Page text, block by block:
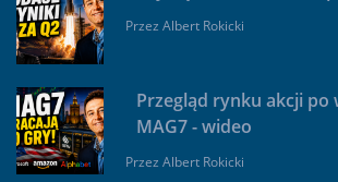
Przez Albert Rokicki
Przegląd rynku akcji po
MAG7 - wideo
Przez Albert Rokicki